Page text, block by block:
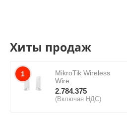
Хиты продаж
1
MikroTik Wireless
Wire
2.784.375
(Включая НДС)